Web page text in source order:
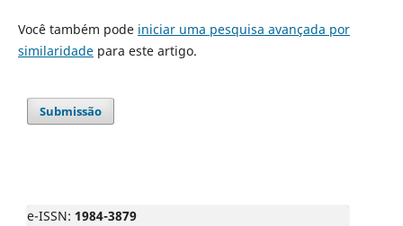
Você também pode iniciar uma pesquisa avançada por
similaridadepara este artigo.
Submissão
e-ISSN: 1984-3879